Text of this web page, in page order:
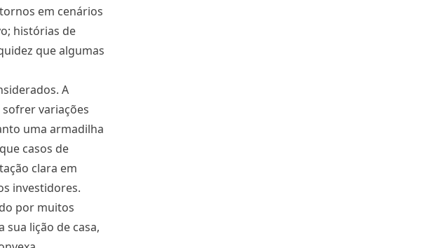
em cenários
histórias de
que algumas
A
variações
uma armadilha
casos de
clara em
investidores.
por muitos
sua lição de casa,